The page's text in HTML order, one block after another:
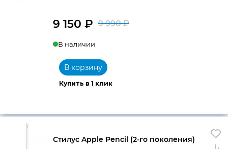
9 990₽
9 150 ₽
В наличии
Купить в 1 клик
В корзину
Стилус Apple Pencil (2-го поколения)